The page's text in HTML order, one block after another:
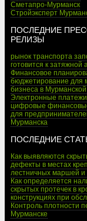
Сметапро-Мурманск
Стройэксперт
ПОСЛЕДНИЕ
РЕЛИЗЫ
рынок транспорта
готовится к затяжной
Финансовое
бюджетирование для
бизнеса в Мурманской
Электронные
цифровые
для
Мурманска
ПОСЛЕДНИЕ
Как выявляются
дефекты в местах
лестничных маршей
Как определяется
скрытых протечек в
конструкциях при
Контроль плотности
Мурманске